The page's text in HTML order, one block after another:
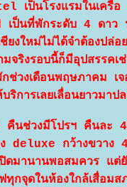
เป็นโรงแรมในเครือ
ป็นที่พักระดับ 4 ดาว น
ยงใหม่ไม่ได้จำต้องปล่
จริงรอบนี้ก็มีอุปสรรค
กช่วงเดือนพฤษภาคม
บริการเลยเลื่อนยาว
นช่วงมีโปรฯ คืนละ
deluxe กว้างขวาง
ดมานานพอสมควร แ
ทุกจุดในห้องใกล้เสื่อม